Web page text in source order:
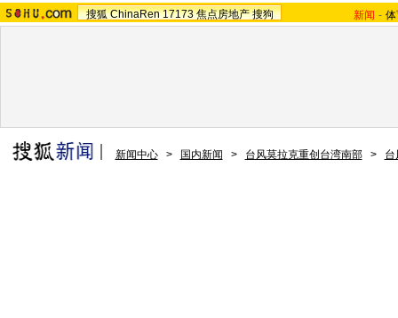
搜狐 ChinaRen 17173 焦点房地产 搜狗 新闻 -
新闻中心 > 国内新闻 > 台风莫拉克重创台湾南部 > 台